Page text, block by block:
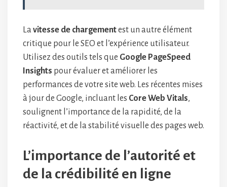
Lavitesse de chargementest un autre élément
critique pour le SEO et l’expérience utilisateur.
Utilisez des outils tels que Google PageSpeed
Insights pour évaluer et améliorer les
performances de votre site web. Les récentes mises
à jour de Google, incluant les Core Web Vitals,
soulignent l’importance de la rapidité, de la
réactivité, et de la stabilité visuelle des pages web.
L’importance de l’autorité et
de la crédibilité en ligne